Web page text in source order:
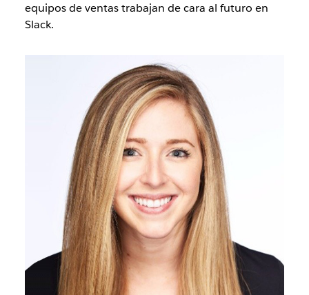
equipos de ventas trabajan de cara al futuro en
Slack.